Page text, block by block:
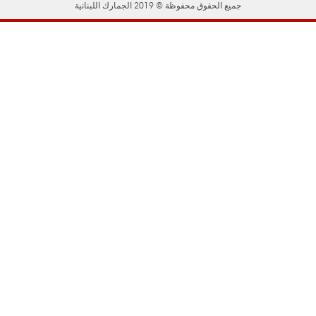
جميع الحقوق محفوظة © 2019 الجمارك اللبنانية